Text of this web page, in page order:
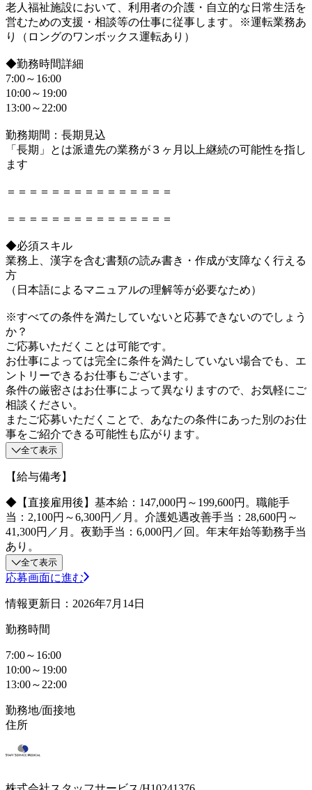
老人福祉施設において、利用者の介護・自立的な日常生活を
営むための支援・相談等の仕事に従事します。※運転業務あ
り（ロングのワンボックス運転あり）
◆勤務時間詳細
7:00～16:00
10:00～19:00
13:00～22:00
勤務期間：長期見込
「長期」とは派遣先の業務が３ヶ月以上継続の可能性を指し
ます
＝＝＝＝＝＝＝＝＝＝＝＝＝＝＝
＝＝＝＝＝＝＝＝＝＝＝＝＝＝＝
◆必須スキル
業務上、漢字を含む書類の読み書き・作成が支障なく行える
方
（日本語によるマニュアルの理解等が必要なため）
※すべての条件を満たしていないと応募できないのでしょう
か？
ご応募いただくことは可能です。
お仕事によっては完全に条件を満たしていない場合でも、エ
ントリーできるお仕事もございます。
条件の厳密さはお仕事によって異なりますので、お気軽にご
相談ください。
またご応募いただくことで、あなたの条件にあった別のお仕
事をご紹介できる可能性も広がります。
全て表示
【給与備考】
◆【直接雇用後】基本給：147,000円～199,600円。職能手
当：2,100円～6,300円／月。介護処遇改善手当：28,600円～
41,300円／月。夜勤手当：6,000円／回。年末年始等勤務手当
あり。
全て表示
応募画面に進む
情報更新日：2026年7月14日
勤務時間
7:00～16:00
10:00～19:00
13:00～22:00
勤務地/面接地
住所